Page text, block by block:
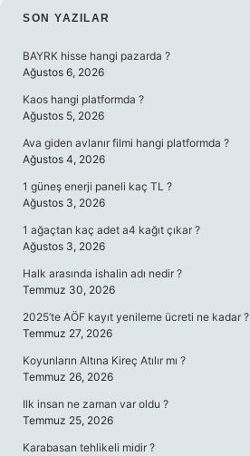
SIDEBAR
SON YAZILAR
BAYRK hisse hangi pazarda ?
Ağustos 6, 2026
Kaos hangi platformda ?
Ağustos 5, 2026
Ava giden avlanır filmi hangi platformda ?
Ağustos 4, 2026
1 güneş enerji paneli kaç TL ?
Ağustos 3, 2026
1 ağaçtan kaç adet a4 kağıt çıkar ?
Ağustos 3, 2026
Halk arasında ishalin adı nedir ?
Temmuz 30, 2026
2025’te AÖF kayıt yenileme ücreti ne kadar ?
Temmuz 27, 2026
Koyunların Altına Kireç Atılır mı ?
Temmuz 26, 2026
Ilk insan ne zaman var oldu ?
Temmuz 25, 2026
Karabasan tehlikeli midir ?